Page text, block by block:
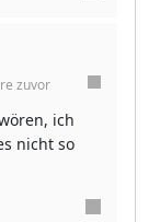
zuvor
ich
nicht so